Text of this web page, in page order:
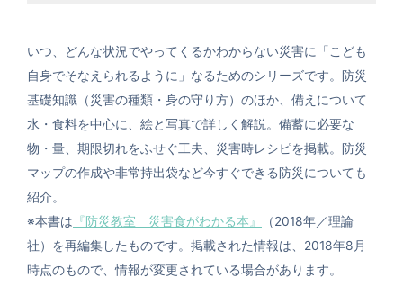
いつ、どんな状況でやってくるかわからない災害に「こども
自身でそなえられるように」なるためのシリーズです。防災
基礎知識（災害の種類・身の守り方）のほか、備えについて
水・食料を中心に、絵と写真で詳しく解説。備蓄に必要な
物・量、期限切れをふせぐ工夫、災害時レシピを掲載。防災
マップの作成や非常持出袋など今すぐできる防災についても
紹介。
※本書は 『防災教室 災害食がわかる本』
（2018年／理論
社）を再編集したものです。掲載された情報は、2018年8月
時点のもので、情報が変更されている場合があります。